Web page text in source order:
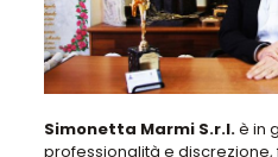
Simonetta Marmi S.r.l.è in
professionalità e discrezione,